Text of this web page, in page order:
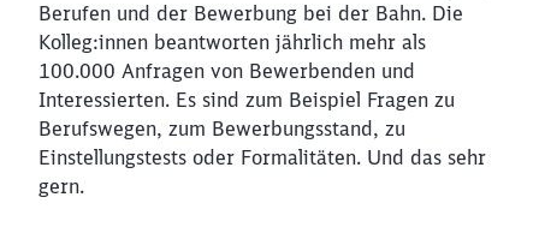
Berufen und der Bewerbung bei der Bahn. Die
Kolleg:innen beantworten jährlich mehr als
100.000 Anfragen von Bewerbenden und
Interessierten. Es sind zum Beispiel Fragen zu
Berufswegen, zum Bewerbungsstand, zu
Einstellungstests oder Formalitäten. Und das sehr
gern.